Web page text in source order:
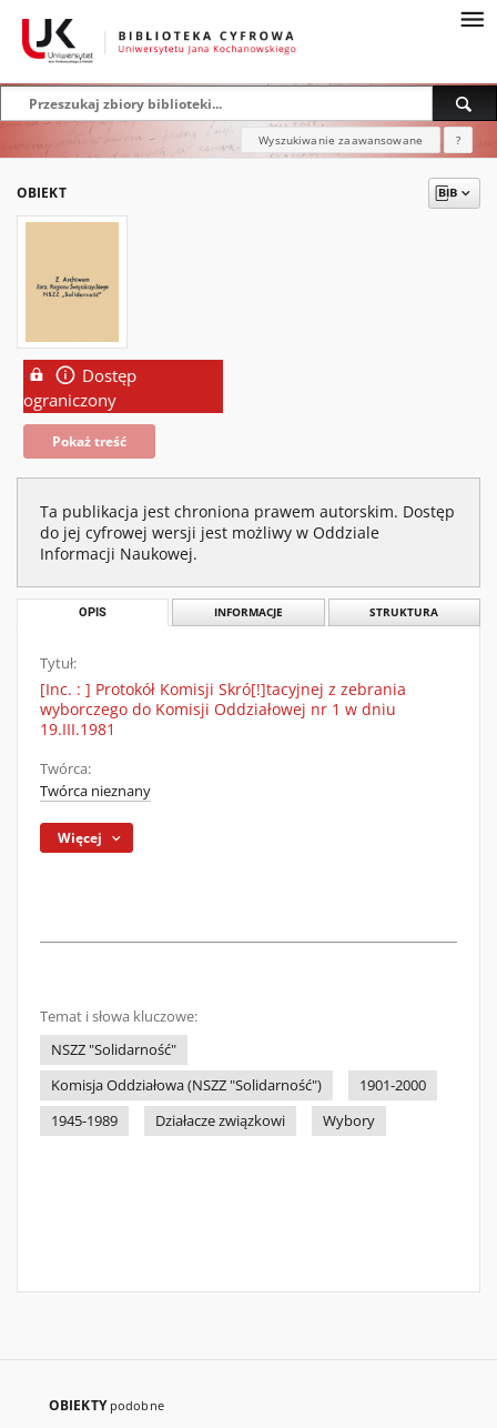
Wyszukiwanie zaawansowane ?
OBIEKT
Dostęp
ograniczony
Pokaż treść
Ta publikacja jest chroniona prawem autorskim. Dostęp
do jej cyfrowej wersji jest możliwy w Oddziale
Informacji Naukowej.
OPIS INFORMACJE STRUKTURA
Tytuł:
[Inc. : ] Protokół Komisji Skró[!]tacyjnej z zebrania
wyborczego do Komisji Oddziałowej nr 1 w dniu
19.III.1981
Twórca:
Twórca nieznany
Więcej
Temat i słowa kluczowe:
NSZZ "Solidarność"
Komisja Oddziałowa (NSZZ "Solidarność")
1901-2000
1945-1989
Działacze związkowi Wybory
OBIEKTY podobne